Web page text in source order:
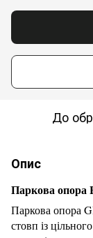
До
Опис
Паркова опора
Паркова опора
стовп із